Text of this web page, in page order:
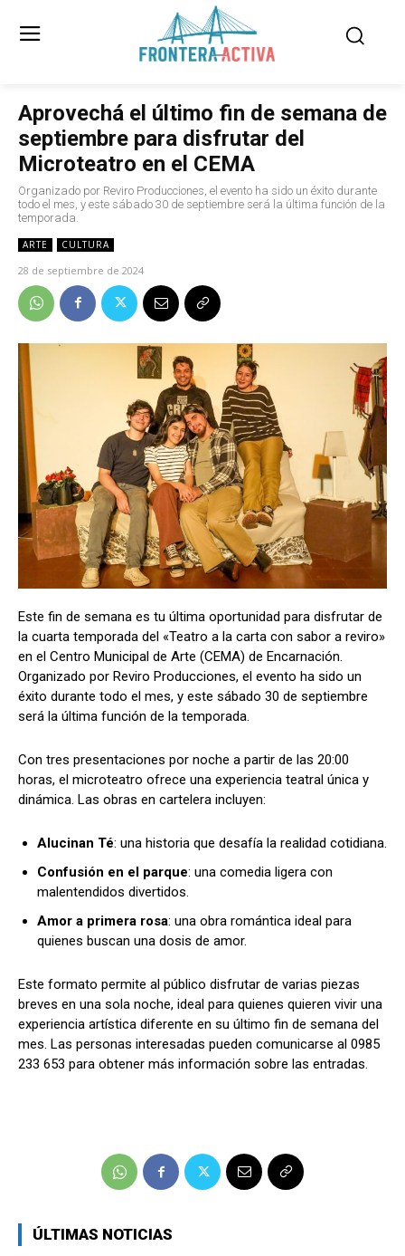
Aprovechá el último fin de semana de
septiembre para disfrutar del
Microteatro en el CEMA
Organizado por Reviro Producciones, el evento ha sido un éxito durante
todo el mes, y este sábado 30 de septiembre será la última función de la
temporada.
ARTE CULTURA
28 de septiembre de 2024
Este fin de semana es tu última oportunidad para disfrutar de
la cuarta temporada del «Teatro a la carta con sabor a reviro»
en el Centro Municipal de Arte (CEMA) de Encarnación.
Organizado por Reviro Producciones, el evento ha sido un
éxito durante todo el mes, y este sábado 30 de septiembre
será la última función de la temporada.
Con tres presentaciones por noche a partir de las 20:00
horas, el microteatro ofrece una experiencia teatral única y
dinámica. Las obras en cartelera incluyen:
Alucinan Té: una historia que desafía la realidad cotidiana.
Confusión en el parque: una comedia ligera con
malentendidos divertidos.
Amor a primera rosa: una obra romántica ideal para
quienes buscan una dosis de amor.
Este formato permite al público disfrutar de varias piezas
breves en una sola noche, ideal para quienes quieren vivir una
experiencia artística diferente en su último fin de semana del
mes. Las personas interesadas pueden comunicarse al 0985
233 653 para obtener más información sobre las entradas.
ÚLTIMAS NOTICIAS